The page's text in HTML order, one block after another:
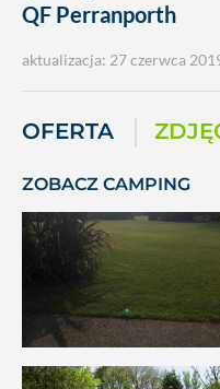
QF Perranporth
aktualizacja: 27 czerwca
OFERTA
ZOBACZ CAMPING